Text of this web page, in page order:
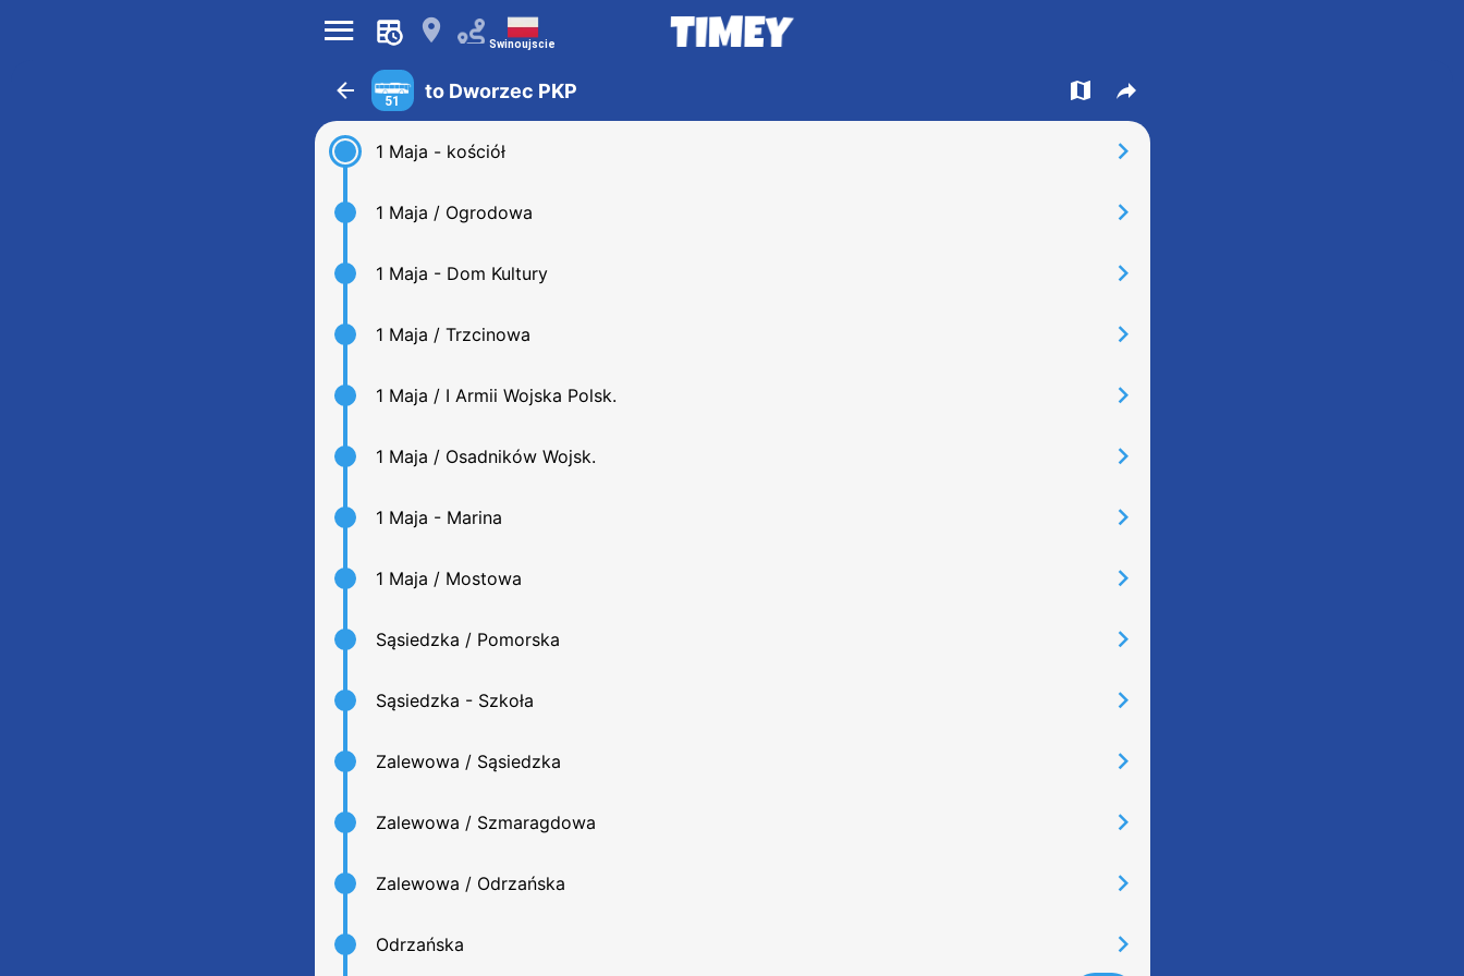
󰍜 󰍎 Swinoujscie
󰁍 51 to Dworzec PKP 󰍍 󰒖
1 Maja - kościół 󰅂
1 Maja / Ogrodowa 󰅂
1 Maja - Dom Kultury 󰅂
1 Maja / Trzcinowa 󰅂
1 Maja / I Armii Wojska Polsk. 󰅂
1 Maja / Osadników Wojsk. 󰅂
1 Maja - Marina 󰅂
1 Maja / Mostowa 󰅂
Sąsiedzka / Pomorska 󰅂
Sąsiedzka - Szkoła 󰅂
Zalewowa / Sąsiedzka 󰅂
Zalewowa / Szmaragdowa 󰅂
Zalewowa / Odrzańska 󰅂
Odrzańska 󰅂